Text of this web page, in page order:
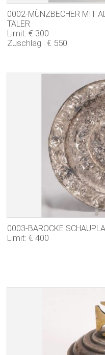
JOBS
KONTAKT
0002-MÜNZBECHER MIT
TALER
Limit: € 300
Zuschlag : € 550
0003-BAROCKE
Limit: € 400